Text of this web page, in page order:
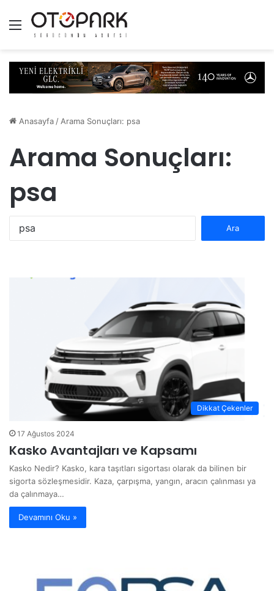
Menü
Anasayfa / Arama Sonuçları: psa
Arama Sonuçları:
psa
Dikkat Çekenler
17 Ağustos 2024
Kasko Avantajları ve Kapsamı
Kasko Nedir? Kasko, kara taşıtları sigortası olarak da bilinen bir
sigorta sözleşmesidir. Kaza, çarpışma, yangın, aracın çalınması ya
da çalınmaya…
Devamını Oku »